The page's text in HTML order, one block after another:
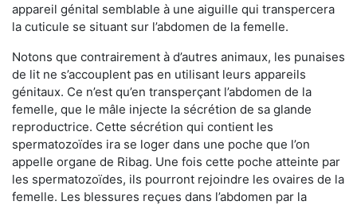
appareil génital semblable à une aiguille qui transpercera
la cuticule se situant sur l’abdomen de la femelle.
Notons que contrairement à d’autres animaux, les punaises
de lit ne s’accouplent pas en utilisant leurs appareils
génitaux. Ce n’est qu’en transperçant l’abdomen de la
femelle, que le mâle injecte la sécrétion de sa glande
reproductrice. Cette sécrétion qui contient les
spermatozoïdes ira se loger dans une poche que l’on
appelle organe de Ribag. Une fois cette poche atteinte par
les spermatozoïdes, ils pourront rejoindre les ovaires de la
femelle. Les blessures reçues dans l’abdomen par la